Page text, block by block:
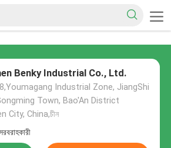
Benky Industrial Co., Ltd.
Industrial Zone, JiangShi
Town, Bao'An District
City, China,চীন